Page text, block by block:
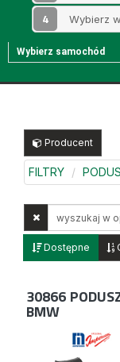
4
Wybierz samochód
Producent
FILTRY
opisach
Dostępne
30866
BMW